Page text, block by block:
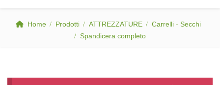
Home Prodotti ATTREZZATURE
Carrelli - Secchi
Spandicera completo